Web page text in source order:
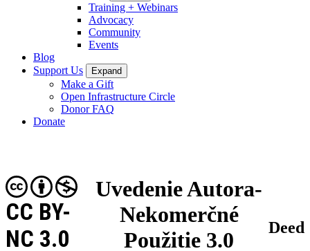
Training + Webinars
Advocacy
Community
Events
Blog
Support Us
Expand
Make a Gift
Open Infrastructure Circle
Donor FAQ
Donate
Uvedenie Autora-
Nekomerčné
Použitie 3.0
CC BY-
NC 3.0
Deed